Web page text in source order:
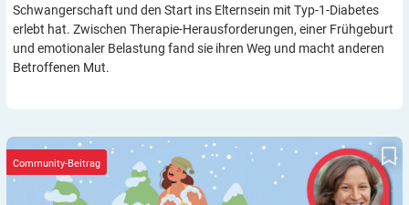
Schwangerschaft und den Start ins Elternsein mit Typ-1-Diabetes
erlebt hat. Zwischen Therapie-Herausforderungen, einer Frühgeburt
und emotionaler Belastung fand sie ihren Weg und macht anderen
Betroffenen Mut.
Kolumne „Fernweh“: Eiskalter Badespaß, ausgefallene CGM-
Sensoren
Community-Beitrag